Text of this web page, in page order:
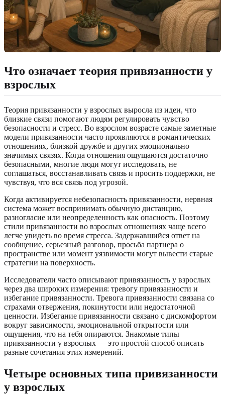
Что означает теория привязанности у
взрослых
Теория привязанности у взрослых выросла из идеи, что
близкие связи помогают людям регулировать чувство
безопасности и стресс. Во взрослом возрасте самые заметные
модели привязанности часто проявляются в романтических
отношениях, близкой дружбе и других эмоционально
значимых связях. Когда отношения ощущаются достаточно
безопасными, многие люди могут исследовать, не
соглашаться, восстанавливать связь и просить поддержки, не
чувствуя, что вся связь под угрозой.
Когда активируется небезопасность привязанности, нервная
система может воспринимать обычную дистанцию,
разногласие или неопределенность как опасность. Поэтому
стили привязанности во взрослых отношениях чаще всего
легче увидеть во время стресса. Задержавшийся ответ на
сообщение, серьезный разговор, просьба партнера о
пространстве или момент уязвимости могут вывести старые
стратегии на поверхность.
Исследователи часто описывают привязанность у взрослых
через два широких измерения: тревогу привязанности и
избегание привязанности. Тревога привязанности связана со
страхами отвержения, покинутости или недостаточной
ценности. Избегание привязанности связано с дискомфортом
вокруг зависимости, эмоциональной открытости или
ощущения, что на тебя опираются. Знакомые типы
привязанности у взрослых — это простой способ описать
разные сочетания этих измерений.
Четыре основных типа привязанности
у взрослых